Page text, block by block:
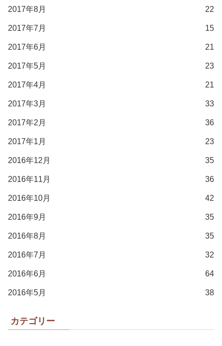
2017年8月 22
2017年7月 15
2017年6月 21
2017年5月 23
2017年4月 21
2017年3月 33
2017年2月 36
2017年1月 23
2016年12月 35
2016年11月 36
2016年10月 42
2016年9月 35
2016年8月 35
2016年7月 32
2016年6月 64
2016年5月 38
カテゴリー